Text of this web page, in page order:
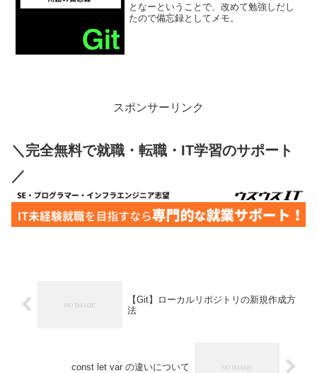
となーということで、改めて勉強しだし
たので備忘録としてメモ。
スポンサーリンク
＼完全無料で就職・転職・IT学習のサポート
／
【Git】ローカルリポジトリの新規作成方
法
const let var の違いについて